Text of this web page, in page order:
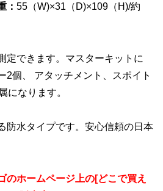
： 55（W)×31（D)×109（H)/約
定できます。マスターキットに
2個、 アタッチメント、スポイト
になります。
防水タイプです。安心信頼の日本
のホームページ上の[どこで買え